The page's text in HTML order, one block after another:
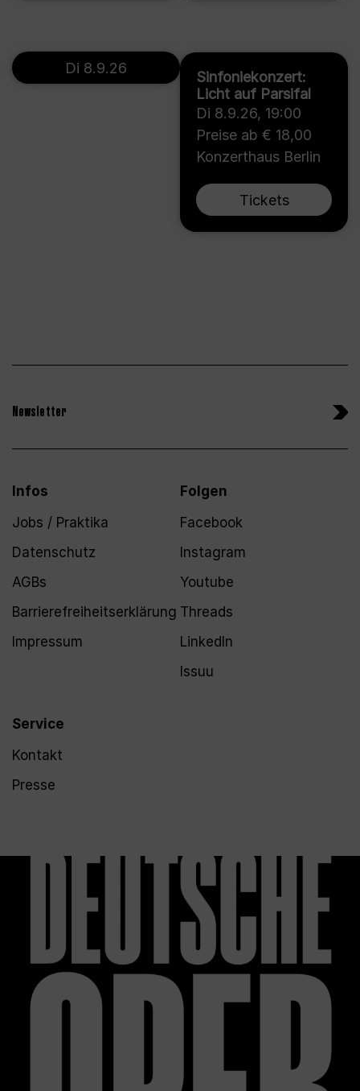
Sinfoniekonzert:
Licht auf Parsifal
Di 8.9.26, 19:00
Preise ab € 18,00
Konzerthaus Berlin
Tickets
Di 8.9.26
Newsletter
Infos
Jobs / Praktika
Datenschutz
AGBs
Barrierefreiheitserklärung
Impressum
Service
Kontakt
Presse
Folgen
Facebook
Instagram
Youtube
Threads
LinkedIn
Issuu